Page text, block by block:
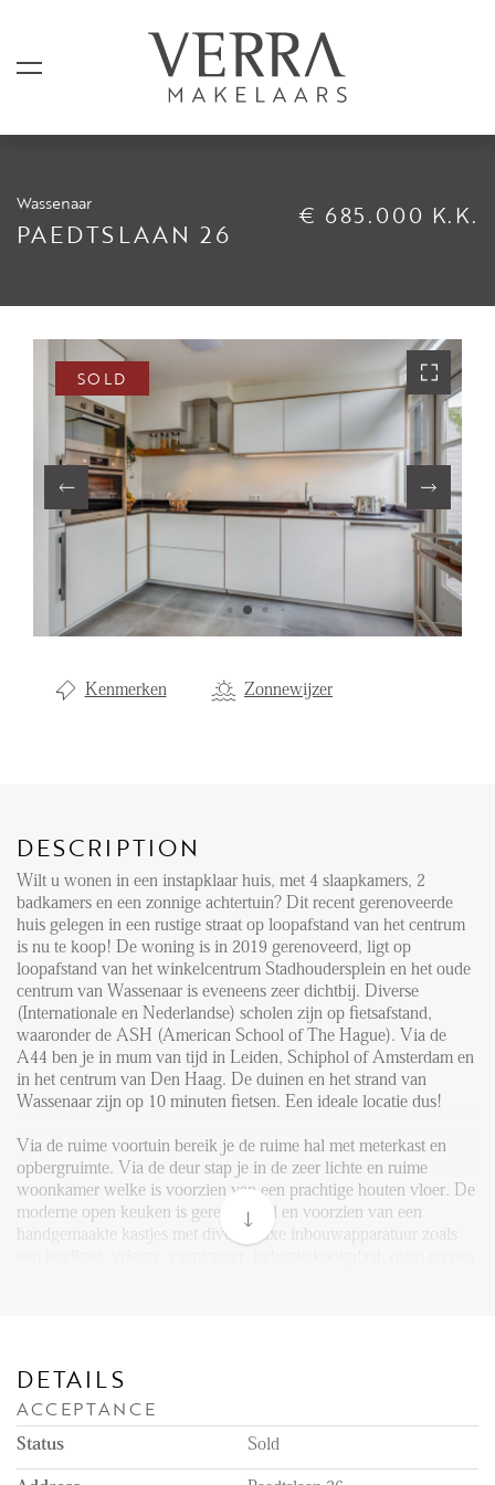
Wassenaar
PAEDTSLAAN 26
€ 685.000 K.K.
SOLD
Kenmerken Zonnewijzer
DESCRIPTION
Wilt u wonen in een instapklaar huis, met 4 slaapkamers, 2
badkamers en een zonnige achtertuin? Dit recent gerenoveerde
huis gelegen in een rustige straat op loopafstand van het centrum
is nu te koop! De woning is in 2019 gerenoveerd, ligt op
loopafstand van het winkelcentrum Stadhoudersplein en het oude
centrum van Wassenaar is eveneens zeer dichtbij. Diverse
(Internationale en Nederlandse) scholen zijn op fietsafstand,
waaronder de ASH (American School of The Hague). Via de
A44 ben je in mum van tijd in Leiden, Schiphol of Amsterdam en
in het centrum van Den Haag. De duinen en het strand van
Wassenaar zijn op 10 minuten fietsen. Een ideale locatie dus!
Via de ruime voortuin bereik je de ruime hal met meterkast en
opbergruimte. Via de deur stap je in de zeer lichte en ruime
woonkamer welke is voorzien van een prachtige houten vloer. De
moderne open keuken is gerenoveerd en voorzien van een
handgemaakte kastjes met diverse luxe inbouwapparatuur zoals
In de hal is het ruime (gasten)toilet en een bergkast onder de trap.
Met de trap kom je op de eerste etage terecht. Hier zijn twee zeer
grote slaapkamers en een kleinere kinderkamer gelegen. Beide
grote slaapkamers hebben ruime, handgemaakte inbouwkasten en
de verdieping is voorzien van een luxe laminaat vloer. Op deze
DETAILS
ACCEPTANCE
Status Sold
LISTINGS
Shortstay
Sold
Rented
SERVICES
Renting
Buying
Property Management
Selling
LOCAL LIFE
ABOUT US
FAQ
Reviews
Vacancies
CONTACT
Den Haag
Hillegersberg
Rotterdam